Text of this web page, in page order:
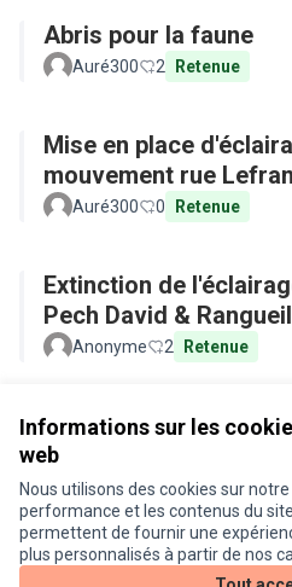
Informations sur les
web
Nous utilisons des cookies sur
performance et les contenus du
permettent de fournir une
plus personnalisés à partir de nos
Abris pour la faune
Auré300 2 Retenue
Mise en place
mouvement rue
Auré300 0 Retenue
Extinction de
Pech David & Rangueil
Anonyme 2 Retenue
Conditions d'utilisation
Paramètres des cookies
Je participe ! sur X
(Lien externe)
Je participe ! sur Facebook
Je participe ! sur